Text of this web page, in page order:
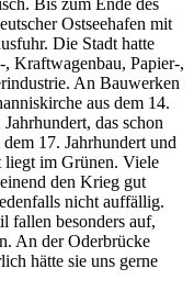
Ostseehafen mit
Die Stadt hatte
Kraftwagenbau, Papier-,
An Bauwerken
aus dem 14.
das schon
17. Jahrhundert und
liegt im Grünen. Viele
den Krieg gut
nicht auffällig.
fallen besonders auf,
An der Oderbrücke
hätte sie uns gerne